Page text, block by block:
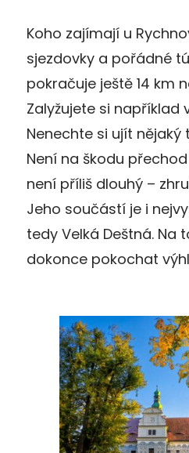
Koho zajímají u
sjezdovky a pořádné
pokračuje ještě 14 km
Zalyžujete si například
Nenechte si ujít nějaký
Není na škodu
není příliš dlouhý –
Jeho součástí je i
tedy Velká Deštná. Na
dokonce pokochat